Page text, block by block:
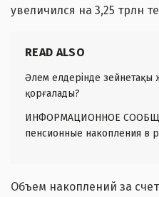
увеличился на 3,25 трлн
READ ALSO
Әлем елдерінде зейнетақы
қорғалады?
ИНФОРМАЦИОННОЕ
пенсионные накопления в
Объем накоплений за